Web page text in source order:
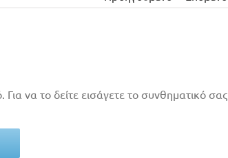
να το δείτε εισάγετε το συνθηματικό σας